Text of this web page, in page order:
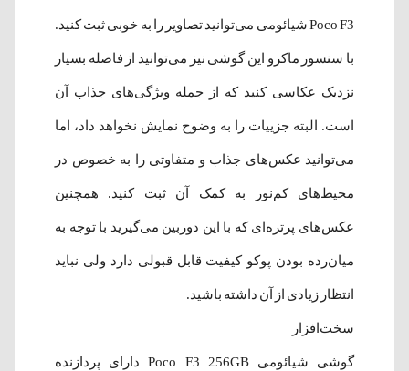
Poco F3 شیائومی می‌توانید تصاویر را به خوبی ثبت کنید.
با سنسور ماکرو این گوشی نیز می‌توانید از فاصله بسیار
نزدیک عکاسی کنید که از جمله ویژگی‌های جذاب آن
است. البته جزییات را به وضوح نمایش نخواهد داد، اما
می‌توانید عکس‌های جذاب و متفاوتی را به‌ خصوص در
محیط‌های کم‌نور به کمک آن ثبت کنید. همچنین
عکس‌های پرتره‌ای که با این دوربین‌ می‌گیرید با توجه به
میان‌رده بودن پوکو کیفیت قابل قبولی دارد ولی نباید
انتظار زیادی از آن داشته‌ باشید.
سخت‌افزار
گوشی شیائومی Poco F3 256GB دارای پردازنده